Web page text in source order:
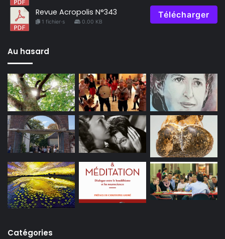
Revue Acropolis N°343
1 fichier·s 0.00 KB
Télécharger
Au hasard
Catégories